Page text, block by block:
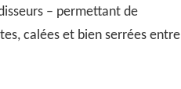
– permettant de
calées et bien serrées entre